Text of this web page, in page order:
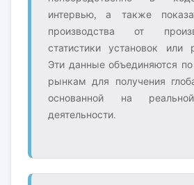
интервью, а также
производства от
статистики установок или
Эти данные объединяются
рынкам для получения
основанной на
деятельности.